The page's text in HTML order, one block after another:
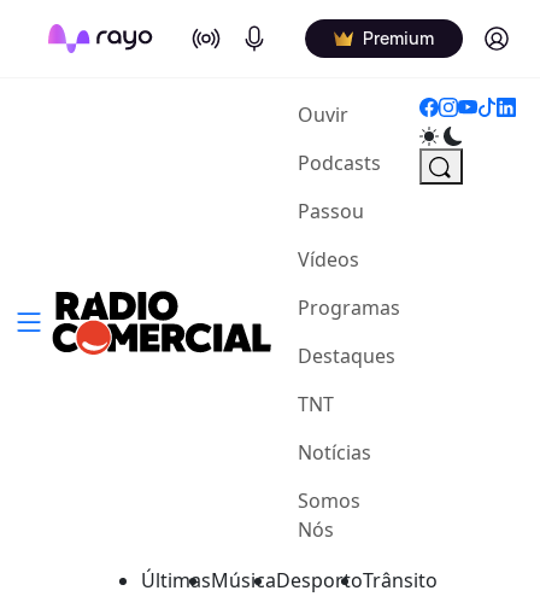
On Air Podcasts Premium Log in
Ouvir(current)
Podcasts
Passou
Vídeos
Programas
Destaques
TNT
Notícias
Somos
Nós
ÚltimasMúsicaDesportoTrânsito